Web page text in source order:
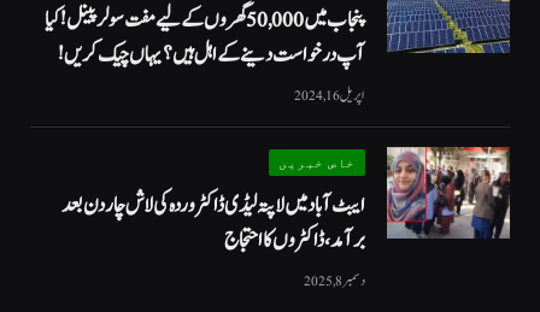
پنجاب میں 50,000 گھروں کے لیے مفت سولر پینل! کیا
آپ درخواست دینے کے اہل ہیں؟ یہاں چیک کریں!
اپریل 16, 2024
خاص خبریں
ایبٹ آباد میں لاپتہ لیڈی ڈاکٹر وردہ کی لاش چار دن بعد
برآمد، ڈاکٹروں کا احتجاج
دسمبر 8, 2025